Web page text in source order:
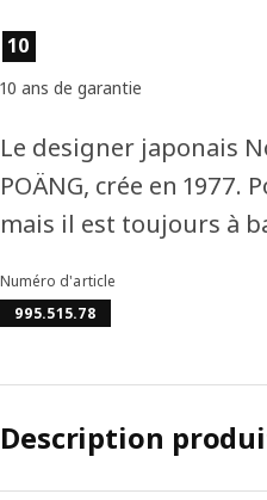
Caractéristiques du produit
10
10 ans de garantie
Le designer japonais
POÄNG, crée en
mais il est toujours à
Numéro d'article
995.515.78
Description